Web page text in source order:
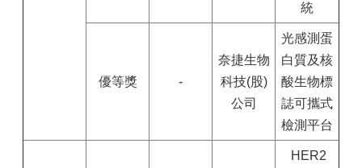
統
優等獎 -
奈捷生物
科技(股)
公司
光感測蛋
白質及核
酸生物標
誌可攜式
檢測平台
HER2